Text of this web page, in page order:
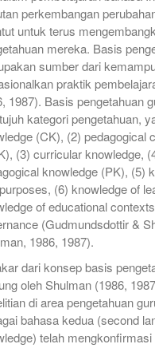
perkembangan
untuk terus
mereka. Basis
sumber dari
praktik
1987). Basis pengetahuan
kategori pengetahuan,
(CK), (2) pedagogical
(3) curricular knowledge,
knowledge (PK), (5)
(6) knowledge of
of educational
(Gudmundsdottir &
1986, 1987).
dari konsep basis
oleh Shulman (1986,
di area pengetahuan
bahasa kedua (second
telah